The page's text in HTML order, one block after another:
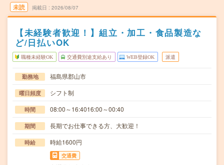
未読 掲載日 2026/08/07
【未経験者歓迎！】組立・加工・食品製造な
ど/日払いOK
職種未経験OK 交通費別途支給あり WEB登録OK 派遣
勤務地 福島県郡山市
曜日頻度 シフト制
時間 08:00～16:4016:00～00:40
期間 長期でお仕事できる方、大歓迎！
時給 時給1600円
交通費